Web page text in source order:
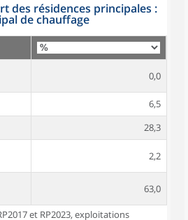
des résidences principales :
de chauffage
0,0
6,5
28,3
2,2
63,0
et RP2023, exploitations